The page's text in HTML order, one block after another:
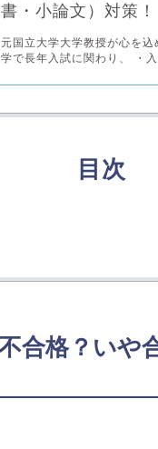
書・小論文）対策！
元国立大学大学教授が心を
学で長年入試に関わり、 ・
目次
合格？いや